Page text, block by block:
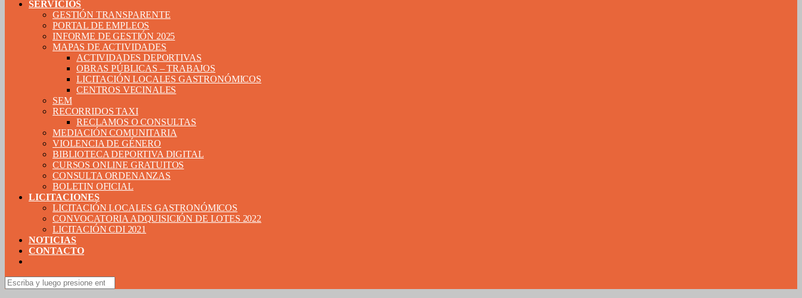
SERVICIOS
GESTIÓN TRANSPARENTE
PORTAL DE EMPLEOS
INFORME DE GESTIÓN 2025
MAPAS DE ACTIVIDADES
ACTIVIDADES DEPORTIVAS
OBRAS PÚBLICAS – TRABAJOS
LICITACIÓN LOCALES GASTRONÓMICOS
CENTROS VECINALES
SEM
RECORRIDOS TAXI
RECLAMOS O CONSULTAS
MEDIACIÓN COMUNITARIA
VIOLENCIA DE GÉNERO
BIBLIOTECA DEPORTIVA DIGITAL
CURSOS ONLINE GRATUITOS
CONSULTA ORDENANZAS
BOLETIN OFICIAL
LICITACIONES
LICITACIÓN LOCALES GASTRONÓMICOS
CONVOCATORIA ADQUISICIÓN DE LOTES 2022
LICITACIÓN CDI 2021
NOTICIAS
CONTACTO